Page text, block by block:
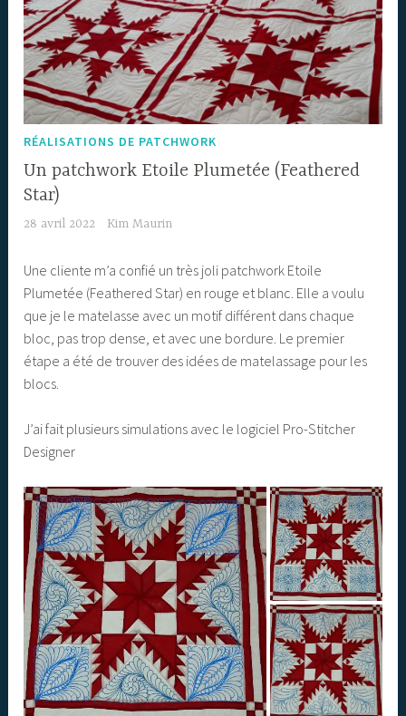
RÉALISATIONS DE PATCHWORK
Un patchwork Etoile Plumetée (Feathered
Star)
28 avril 2022 Kim Maurin
Une cliente m’a confié un très joli patchwork Etoile
Plumetée (Feathered Star) en rouge et blanc. Elle a voulu
que je le matelasse avec un motif différent dans chaque
bloc, pas trop dense, et avec une bordure. Le premier
étape a été de trouver des idées de matelassage pour les
blocs.
J’ai fait plusieurs simulations avec le logiciel Pro-Stitcher
Designer